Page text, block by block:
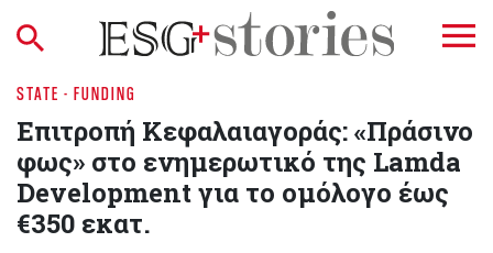
STATE - FUNDING
Επιτροπή Κεφαλαιαγοράς: «Πράσινο
φως» στο ενημερωτικό της Lamda
Development για το ομόλογο έως
€350 εκατ.